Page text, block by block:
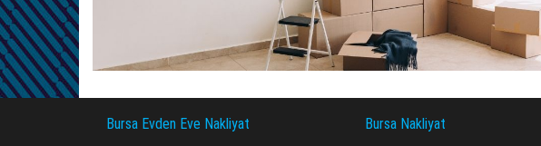
Bursa Evden Eve Nakliyat Bursa Nakliyat